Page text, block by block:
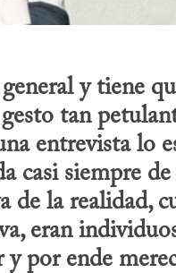
y tiene
tan
entrevista lo
casi siempre
de la realidad,
eran
por ende